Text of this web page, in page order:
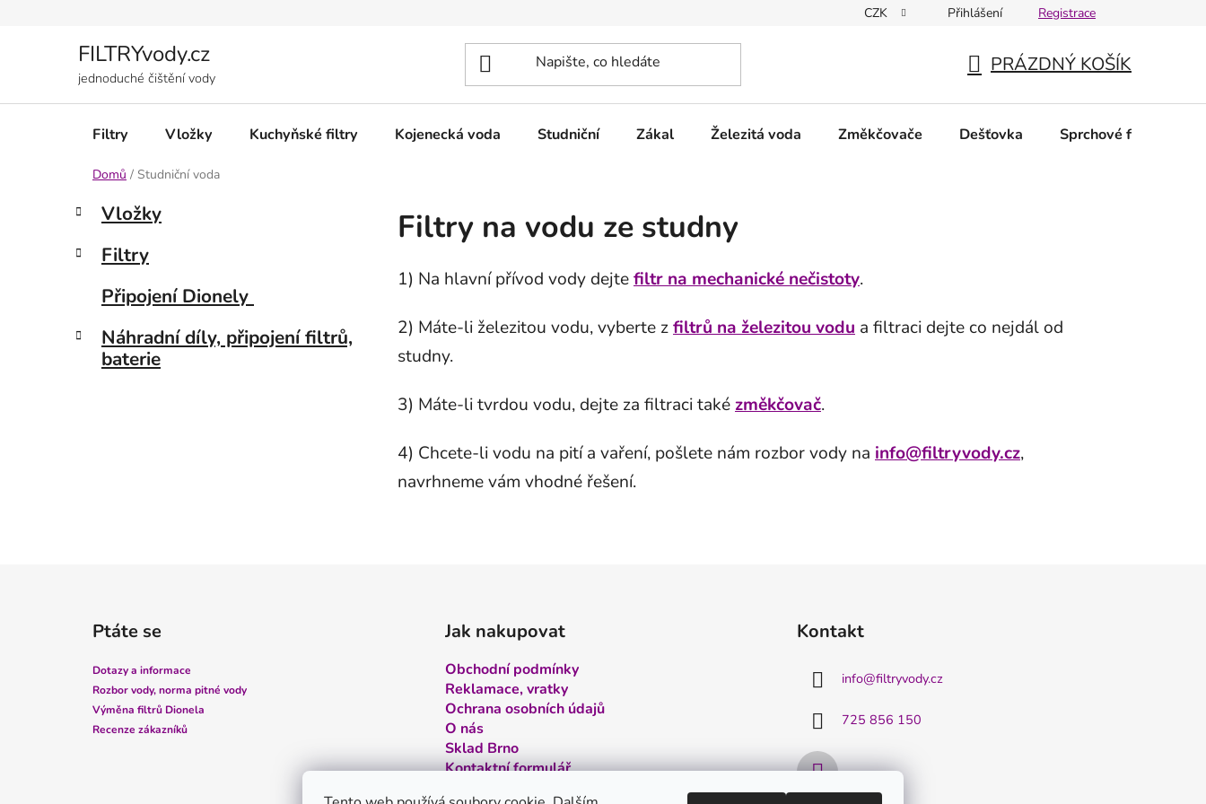
CZK Přihlášení Registrace
FILTRYvody.cz
jednoduché čištění vody
KOŠÍK
PRÁZDNÝ KOŠÍK
Filtry Vložky Kuchyňské filtry Kojenecká voda Studniční Zákal Železitá voda Změkčovače Dešťovka Sprchové filtry
Domů / Studniční voda
P
s
n
Přeskočit
kategorie
K
a
e
i
Vložky
Filtry
Připojení Dionely
Náhradní díly, připojení filtrů,
baterie
Filtry na vodu ze studny
1) Na hlavní přívod vody dejtefiltr na mechanické nečistoty.
2) Máte-li železitou vodu, vyberte zfiltrů na železitou vodu a filtraci dejte co nejdál od
studny.
3) Máte-li tvrdou vodu, dejte za filtraci takézměkčovač.
4) Chcete-li vodu na pití a vaření, pošlete nám rozbor vody na info@filtryvody.cz,
navrhneme vám vhodné řešení.
Ptáte se
Dotazy a informace
Rozbor vody, norma pitné vody
Výměna filtrů Dionela
Recenze zákazníků
Jak nakupovat
Obchodní podmínky
Reklamace, vratky
Ochrana osobních údajů
O nás
Sklad Brno
Kontaktní formulář
Kontakt
info@filtryvody.cz
725 856 150